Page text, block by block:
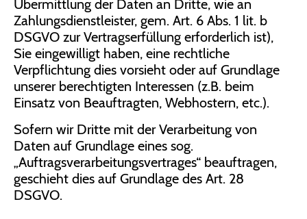
Übermittlung der Daten an Dritte, wie an
Zahlungsdienstleister, gem. Art. 6 Abs. 1 lit. b
DSGVO zur Vertragserfüllung erforderlich ist),
Sie eingewilligt haben, eine rechtliche
Verpflichtung dies vorsieht oder auf Grundlage
unserer berechtigten Interessen (z.B. beim
Einsatz von Beauftragten, Webhostern, etc.).
Sofern wir Dritte mit der Verarbeitung von
Daten auf Grundlage eines sog.
„Auftragsverarbeitungsvertrages“ beauftragen,
geschieht dies auf Grundlage des Art. 28
DSGVO.